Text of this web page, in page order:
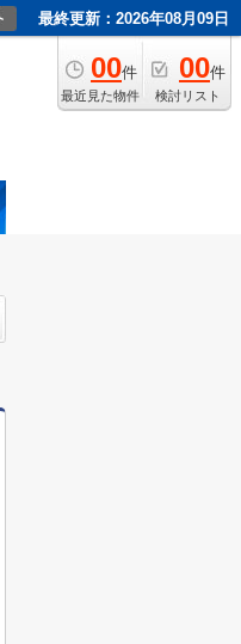
最終更新：2026年08月09日
00件
最近見た物件
00件
検討リスト